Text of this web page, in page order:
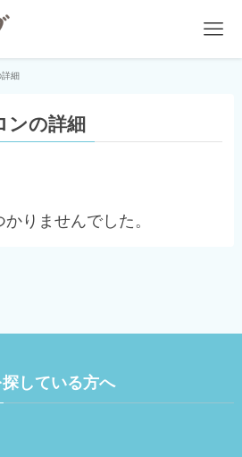
詳細
ンの詳細
りませんでした。
している方へ